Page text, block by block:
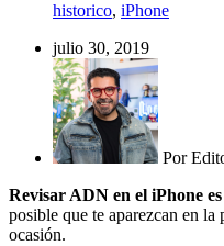
historico, iPhone
julio 30, 2019
Por
Revisar ADN en el iPhone
posible que te aparezcan en
ocasión.